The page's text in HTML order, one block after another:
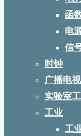
函
电
信
时钟
广播电视
实验室
工业
工